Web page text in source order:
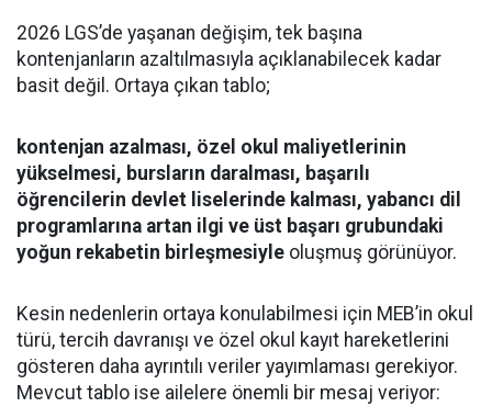
2026 LGS’de yaşanan değişim, tek başına
kontenjanların azaltılmasıyla açıklanabilecek kadar
basit değil. Ortaya çıkan tablo;
kontenjan azalması, özel okul maliyetlerinin
yükselmesi, bursların daralması, başarılı
öğrencilerin devlet liselerinde kalması, yabancı dil
programlarına artan ilgi ve üst başarı grubundaki
yoğun rekabetin birleşmesiyle oluşmuş görünüyor.
Kesin nedenlerin ortaya konulabilmesi için MEB’in okul
türü, tercih davranışı ve özel okul kayıt hareketlerini
gösteren daha ayrıntılı veriler yayımlaması gerekiyor.
Mevcut tablo ise ailelere önemli bir mesaj veriyor: